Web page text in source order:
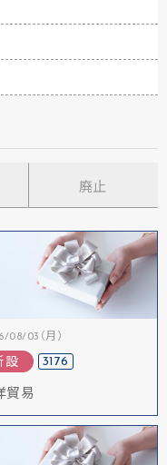
廃止
08/03（月）
設 3176
貿易